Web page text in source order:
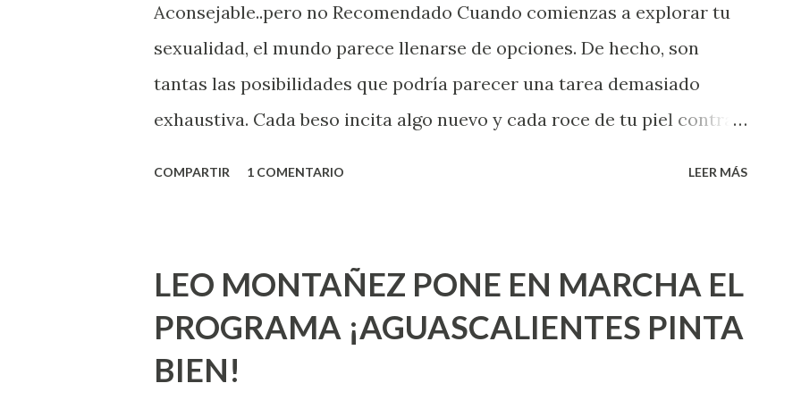
Aconsejable..pero no Recomendado Cuando comienzas a explorar tu
sexualidad, el mundo parece llenarse de opciones. De hecho, son
tantas las posibilidades que podría parecer una tarea demasiado
exhaustiva. Cada beso incita algo nuevo y cada roce de tu piel contra
que estés lista para lo que sea cuando aún no conoces ni la mitad de
lo que deberías saber. Pero incluso quienes ya han tenido relaciones
sexuales no son expertos o expertas en el tema. Siempre hay algo
nuevo que aprender y nuevas experiencias que conocer. Si eres una
COMPARTIR 1 COMENTARIO LEER MÁS
LEO MONTAÑEZ PONE EN MARCHA EL
PROGRAMA ¡AGUASCALIENTES PINTA
BIEN!